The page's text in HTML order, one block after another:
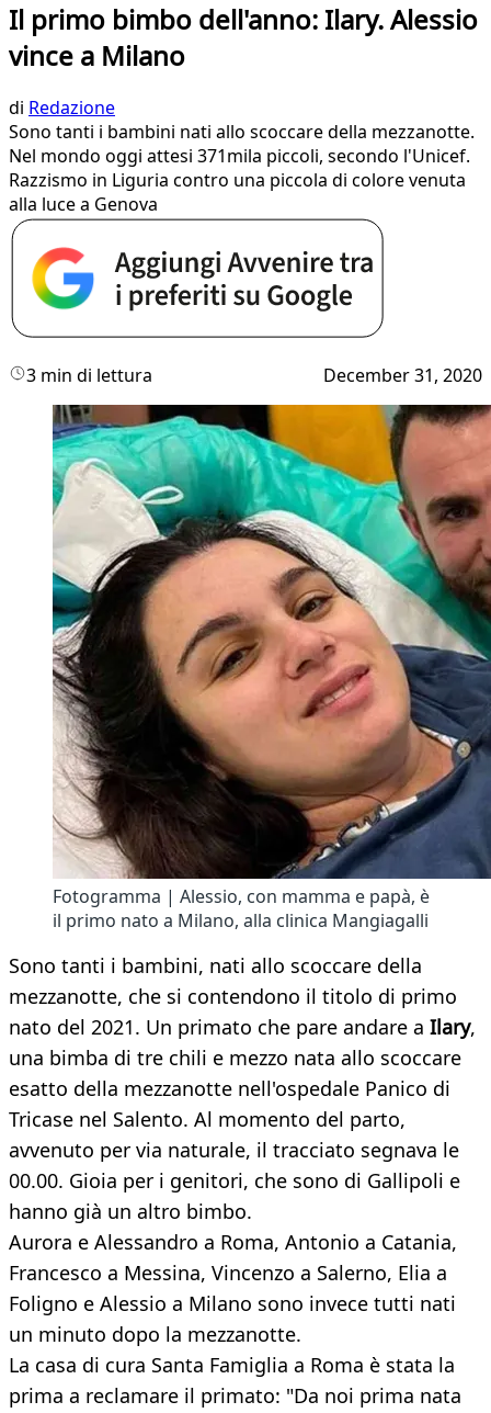
Il primo bimbo dell'anno: Ilary. Alessio
vince a Milano
di Redazione
Sono tanti i bambini nati allo scoccare della mezzanotte.
Nel mondo oggi attesi 371mila piccoli, secondo l'Unicef.
Razzismo in Liguria contro una piccola di colore venuta
alla luce a Genova
3 min di lettura December 31, 2020
Fotogramma | Alessio, con mamma e papà, è
il primo nato a Milano, alla clinica Mangiagalli
Sono tanti i bambini, nati allo scoccare della
mezzanotte, che si contendono il titolo di primo
nato del 2021. Un primato che pare andare a Ilary,
una bimba di tre chili e mezzo nata allo scoccare
esatto della mezzanotte nell'ospedale Panico di
Tricase nel Salento. Al momento del parto,
avvenuto per via naturale, il tracciato segnava le
00.00. Gioia per i genitori, che sono di Gallipoli e
hanno già un altro bimbo.
Aurora e Alessandro a Roma, Antonio a Catania,
Francesco a Messina, Vincenzo a Salerno, Elia a
Foligno e Alessio a Milano sono invece tutti nati
un minuto dopo la mezzanotte.
La casa di cura Santa Famiglia a Roma è stata la
prima a reclamare il primato: "Da noi prima nata